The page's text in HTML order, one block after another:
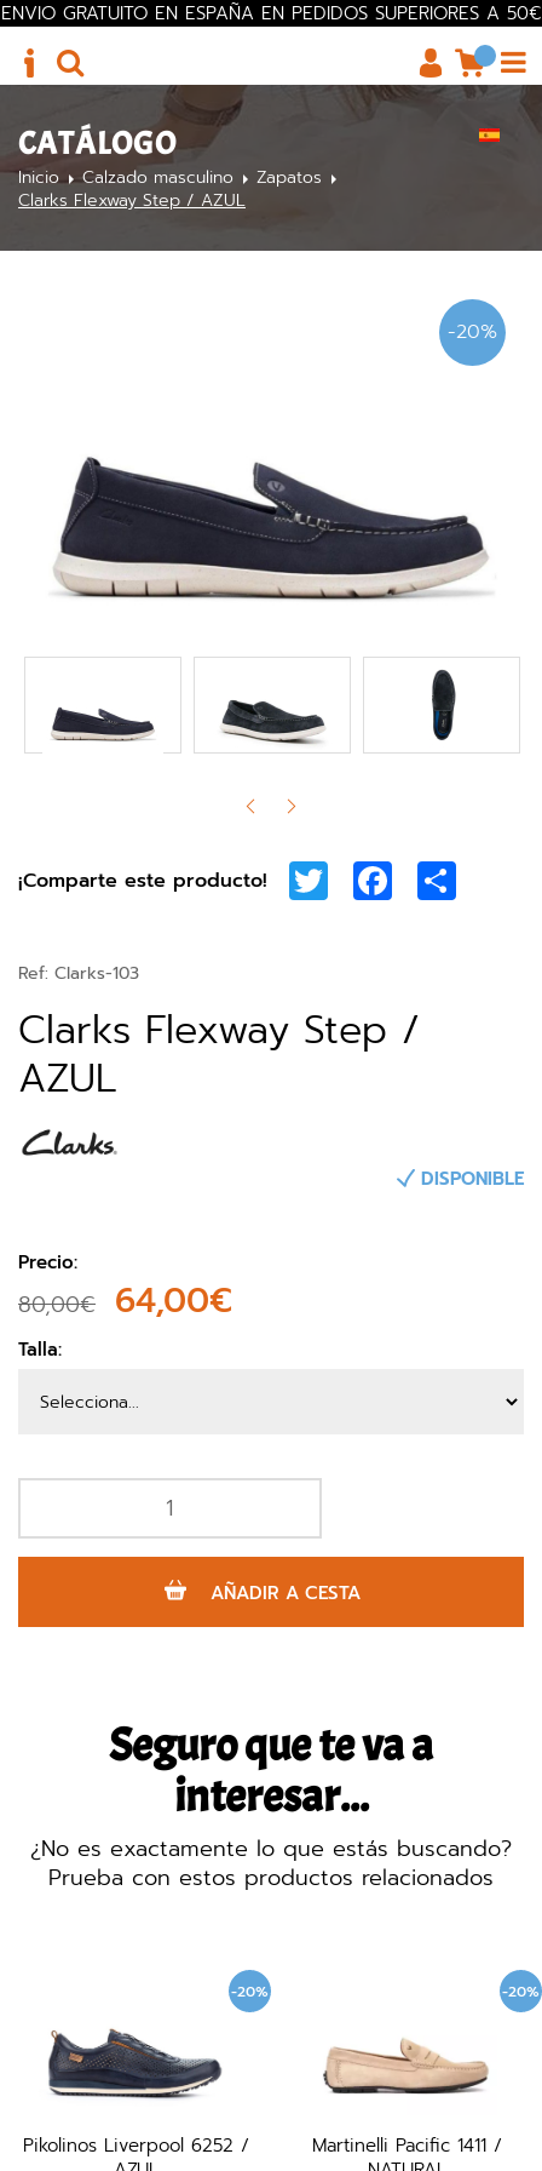
ENVIO GRATUITO EN ESPAÑA EN PEDIDOS SUPERIORES A 50€
CATÁLOGO
Inicio Calzado masculino
Zapatos
Clarks Flexway Step / AZUL
-20%
¡Comparte este producto! Twitter Facebook
Ref: Clarks-103
Clarks Flexway Step /
AZUL
DISPONIBLE
Precio:
80,00€ 64,00€
Talla:
AÑADIR A CESTA
Seguro que te va a
interesar...
¿No es exactamente lo que estás buscando?
Prueba con estos productos relacionados
-20%
Pikolinos Liverpool 6252 /
-20%
Martinelli Pacific 1411 /